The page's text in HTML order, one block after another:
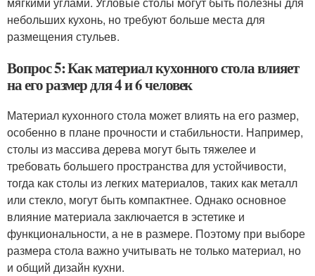
небольших кухонь, но требуют больше места для
размещения стульев.
Вопрос 5: Как материал кухонного стола влияет
на его размер для 4 и 6 человек
Материал кухонного стола может влиять на его размер,
особенно в плане прочности и стабильности. Например,
столы из массива дерева могут быть тяжелее и
требовать большего пространства для устойчивости,
тогда как столы из легких материалов, таких как металл
или стекло, могут быть компактнее. Однако основное
влияние материала заключается в эстетике и
функциональности, а не в размере. Поэтому при выборе
размера стола важно учитывать не только материал, но
и общий дизайн кухни.